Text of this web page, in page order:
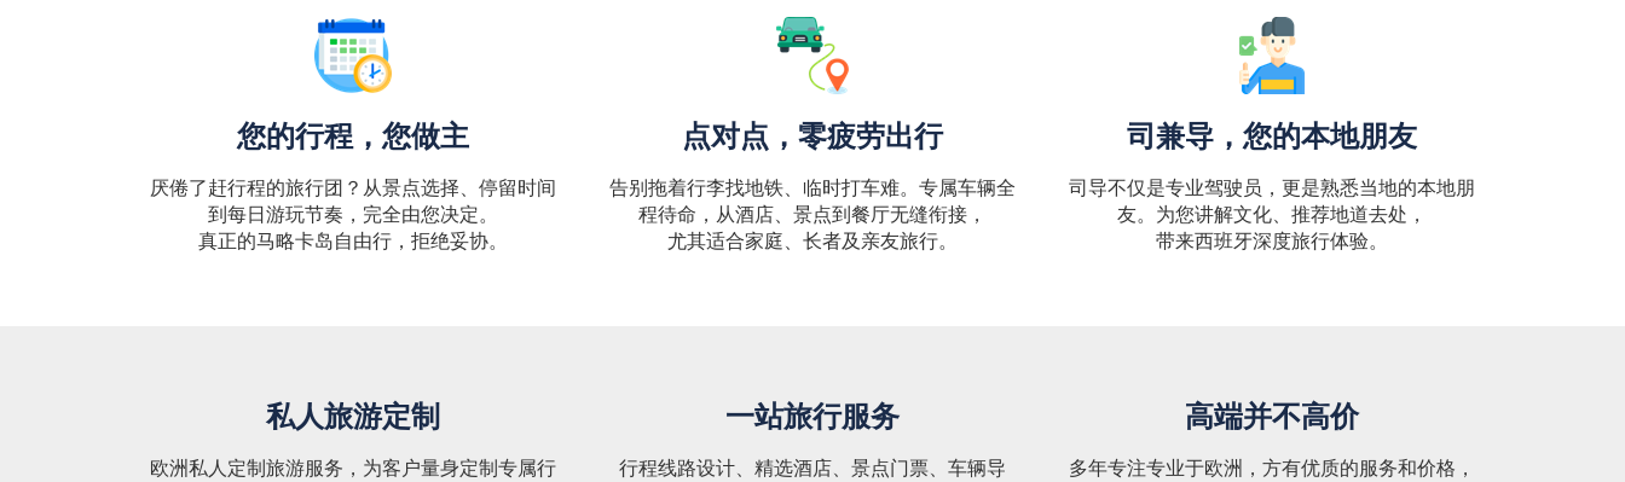
您的行程，您做主
厌倦了赶行程的旅行团？从景点选择、停留时间
到每日游玩节奏，完全由您决定。
真正的马略卡岛自由行，拒绝妥协。
点对点，零疲劳出行
告别拖着行李找地铁、临时打车难。专属车辆全
程待命，从酒店、景点到餐厅无缝衔接，
尤其适合家庭、长者及亲友旅行。
司兼导，您的本地朋友
司导不仅是专业驾驶员，更是熟悉当地的本地朋
友。为您讲解文化、推荐地道去处，
带来西班牙深度旅行体验。
私人旅游定制
欧洲私人定制旅游服务，为客户量身定制专属行
一站旅行服务
行程线路设计、精选酒店、景点门票、车辆导
高端并不高价
多年专注专业于欧洲，方有优质的服务和价格，